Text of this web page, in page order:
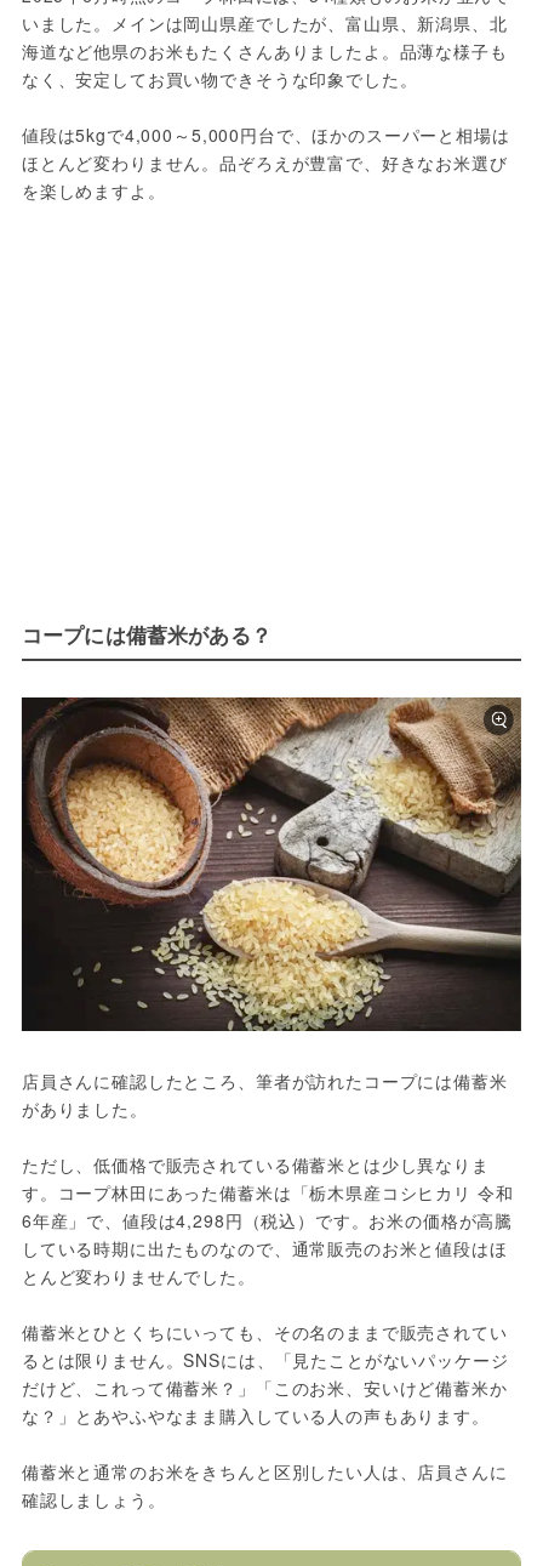
いました。メインは岡山県産でしたが、富山県、新潟県、北
海道など他県のお米もたくさんありましたよ。品薄な様子も
なく、安定してお買い物できそうな印象でした。
値段は5kgで4,000～5,000円台で、ほかのスーパーと相場は
ほとんど変わりません。品ぞろえが豊富で、好きなお米選び
を楽しめますよ。
コープには備蓄米がある？
店員さんに確認したところ、筆者が訪れたコープには備蓄米
がありました。
ただし、低価格で販売されている備蓄米とは少し異なりま
す。コープ林田にあった備蓄米は「栃木県産コシヒカリ 令和
6年産」で、値段は4,298円（税込）です。お米の価格が高騰
している時期に出たものなので、通常販売のお米と値段はほ
とんど変わりませんでした。
備蓄米とひとくちにいっても、その名のままで販売されてい
るとは限りません。SNSには、「見たことがないパッケージ
だけど、これって備蓄米？」「このお米、安いけど備蓄米か
な？」とあやふやなまま購入している人の声もあります。
備蓄米と通常のお米をきちんと区別したい人は、店員さんに
確認しましょう。